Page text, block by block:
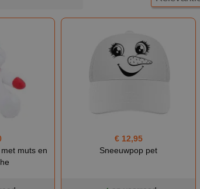
muts en
€ 12,95
Sneeuwpop pet